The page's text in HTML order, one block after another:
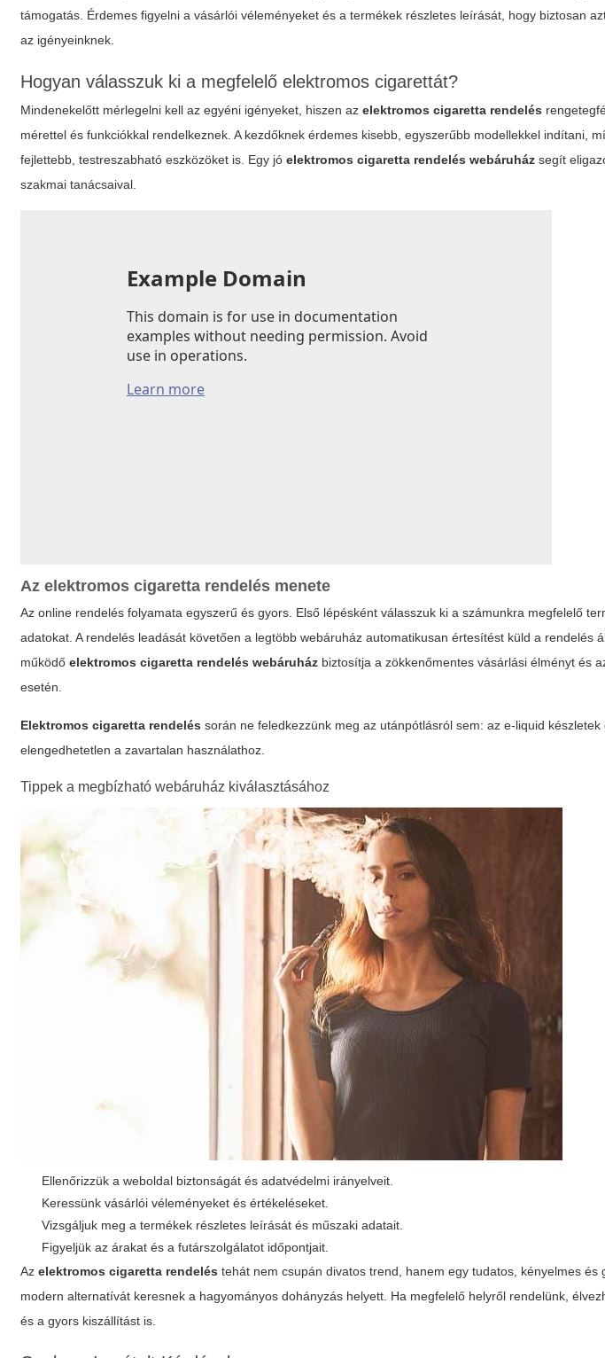
támogatás. Érdemes figyelni a vásárlói véleményeket és a termékek részletes leírását, hogy biztosan
az igényeinknek.
Hogyan válasszuk ki a megfelelő elektromos cigarettát?
Mindenekelőtt mérlegelni kell az egyéni igényeket, hiszen azelektromos cigaretta rendelés
mérettel és funkciókkal rendelkeznek. A kezdőknek érdemes kisebb, egyszerűbb modellekkel indítani,
fejlettebb, testreszabható eszközöket is. Egy jóelektromos cigaretta rendelés webáruház segít
szakmai tanácsaival.
Az elektromos cigaretta rendelés menete
Az online rendelés folyamata egyszerű és gyors. Első lépésként válasszuk ki a számunkra megfelelő
adatokat. A rendelés leadását követően a legtöbb webáruház automatikusan értesítést küld a rendelés
működőelektromos cigaretta rendelés webáruház biztosítja a zökkenőmentes vásárlási élményt és
esetén.
Elektromos cigaretta rendelés során ne feledkezzünk meg az utánpótlásról sem: az e-liquid
elengedhetetlen a zavartalan használathoz.
Tippek a megbízható webáruház kiválasztásához
Ellenőrizzük a weboldal biztonságát és adatvédelmi irányelveit.
Keressünk vásárlói véleményeket és értékeléseket.
Vizsgáljuk meg a termékek részletes leírását és műszaki adatait.
Figyeljük az árakat és a futárszolgálatot időpontjait.
Azelektromos cigaretta rendelés tehát nem csupán divatos trend, hanem egy tudatos, kényelmes
modern alternatívát keresnek a hagyományos dohányzás helyett. Ha megfelelő helyről rendelünk,
és a gyors kiszállítást is.